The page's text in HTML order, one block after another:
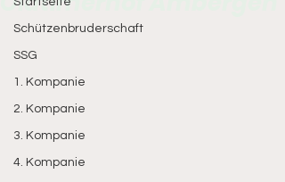
Schützenbruderschaft
SSG
1. Kompanie
2. Kompanie
3. Kompanie
4. Kompanie